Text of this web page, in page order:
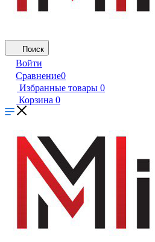
Поиск
Войти
Сравнение0
Избранные товары 0
Корзина 0